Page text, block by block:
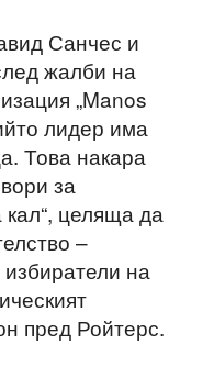
Санчес и
жалби на
„Manos
лидер има
Това накара
за
целяща да
–
на
пред Ройтерс.